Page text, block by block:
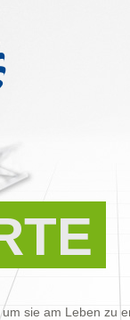
sie am Leben